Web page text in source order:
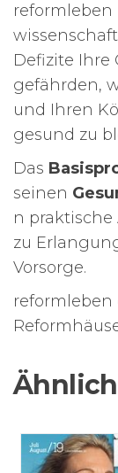
Defizite Ihre
gefährden,
und Ihren
gesund zu
Das
seinen
n
zu
Vorsorge.
reformleben